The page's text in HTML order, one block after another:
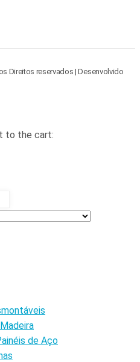
Direitos reservados | Desenvolvido
to the cart:
de Aço